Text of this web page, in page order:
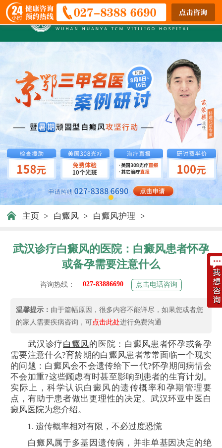
主页 > 白癜风 > 白癜风护理 >
武汉诊疗白癜风的医院：白癜风患者怀孕
或备孕需要注意什么
咨询热线： 027-83886690 点击电话咨询
温馨提示： 由于篇幅原因，很多内容不能详尽，如果您或者您
的家人需要疾病咨询，可点击此处进行免费沟通
武汉诊疗白癜风的医院：白癜风患者怀孕或备孕
需要注意什么?育龄期的白癜风患者常常面临一个现实
的问题：白癜风会不会遗传给下一代?怀孕期间病情会
不会加重?这些顾虑有时甚至影响到患者的生育计划。
实际上，科学认识白癜风的遗传概率和孕期管理要
点，有助于患者做出更理性的决定。武汉环亚中医白
癜风医院为您介绍。
1. 遗传概率相对有限，不必过度恐慌
白癜风属于多基因遗传病，并非单基因决定的绝